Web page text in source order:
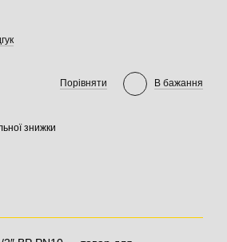
Порівняти В бажання
знижки